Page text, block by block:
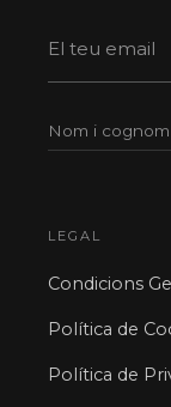
LEGAL
Condicions
Política de
Política de